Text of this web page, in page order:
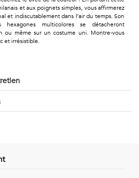
et aux poignets simples, vous affirmerez
et indiscutablement dans l’air du temps. Son
multicolores se détacheront
ou même sur un costume uni. Montre-vous
et irrésistible.